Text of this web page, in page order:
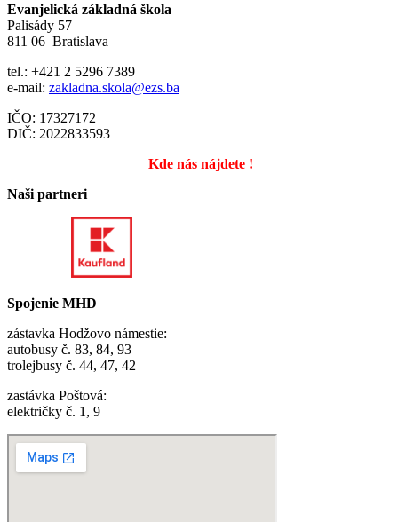
Evanjelická základná škola
Palisády 57
811 06 Bratislava
tel.: +421 2 5296 7389
e-mail: zakladna.skola@ezs.ba
IČO: 17327172
DIČ: 2022833593
Kde nás nájdete !
Naši partneri
Spojenie MHD
zástavka Hodžovo námestie:
autobusy č. 83, 84, 93
trolejbusy č. 44, 47, 42
zastávka Poštová:
električky č. 1, 9